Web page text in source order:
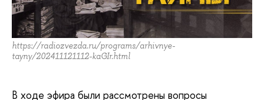
https://radiozvezda.ru/programs/arhivnye-
tayny/202411121112-kaGIr.html
В ходе эфира были рассмотрены вопросы